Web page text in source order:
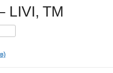
LIVI, TM